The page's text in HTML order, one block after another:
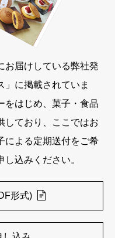
お届けしている弊社発
」に掲載されていま
をはじめ、菓子・食品
しており、ここではお
による定期送付をご希
込みください。
形式)